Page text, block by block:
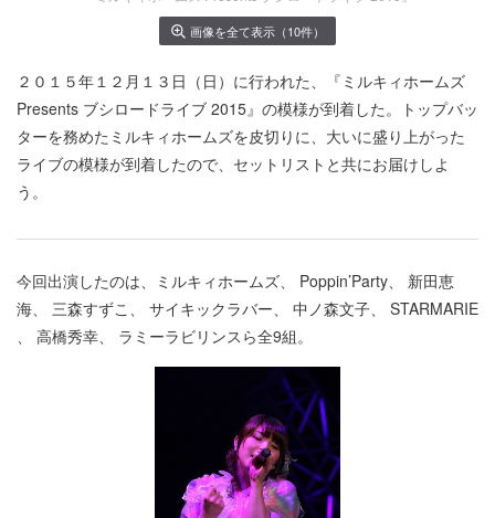
画像を全て表示（10件）
２０１５年１２月１３日（日）に行われた、『ミルキィホームズ
Presents ブシロードライブ 2015』の模様が到着した。トップバッ
ターを務めたミルキィホームズを皮切りに、大いに盛り上がった
ライブの模様が到着したので、セットリストと共にお届けしよ
う。
今回出演したのは、ミルキィホームズ、 Poppin’Party、 新田恵
海、 三森すずこ、 サイキックラバー、 中ノ森文子、 STARMARIE
、 高橋秀幸、 ラミーラビリンスら全9組。